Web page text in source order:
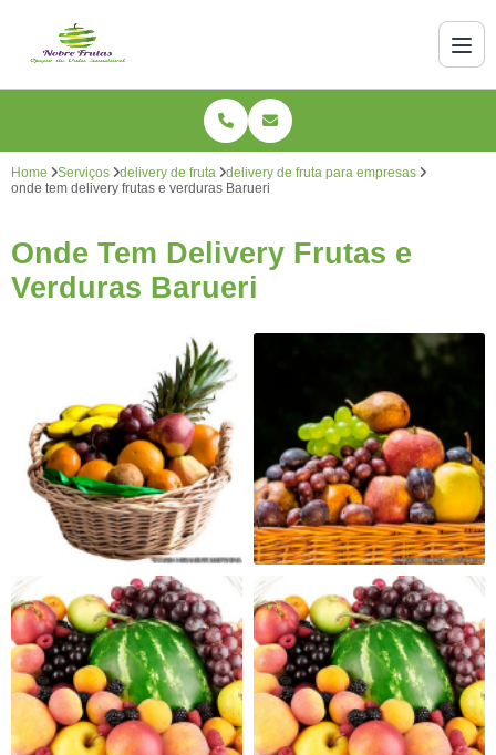
Home Serviços delivery de fruta
delivery de fruta para empresas
onde tem delivery frutas e verduras Barueri
Onde Tem Delivery Frutas e
Verduras Barueri